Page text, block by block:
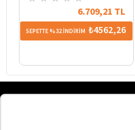
6.709,21 TL
SEPETTE %32 İNDİRİM ₺4562,26